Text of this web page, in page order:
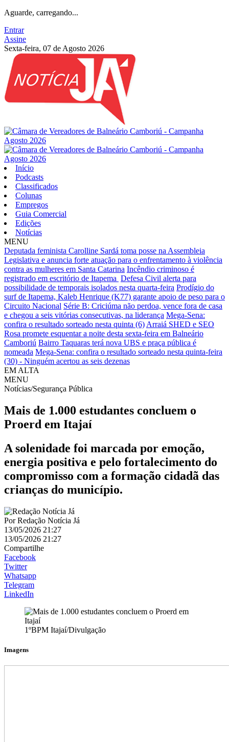
Aguarde, carregando...
Entrar
Assine
Sexta-feira, 07 de Agosto 2026
Início
Podcasts
Classificados
Colunas
Empregos
Guia Comercial
Edições
Notícias
MENU
Deputada feminista Carolline Sardá toma posse na Assembleia
Legislativa e anuncia forte atuação para o enfrentamento à violência
contra as mulheres em Santa Catarina Incêndio criminoso é
registrado em escritório de Itapema Defesa Civil alerta para
possibilidade de temporais isolados nesta quarta-feira Prodígio do
surf de Itapema, Kaleb Henrique (K77) garante apoio de peso para o
Circuito Nacional Série B: Criciúma não perdoa, vence fora de casa
e chegou a seis vitórias consecutivas, na liderança Mega-Sena:
confira o resultado sorteado nesta quinta (6) Arraiá SHED e SEO
Rosa promete esquentar a noite desta sexta-feira em Balneário
Camboriú Bairro Taquaras terá nova UBS e praça pública é
nomeada Mega-Sena: confira o resultado sorteado nesta quinta-feira
(30) - Ninguém acertou as seis dezenas
EM ALTA
MENU
Notícias/Segurança Pública
Mais de 1.000 estudantes concluem o
Proerd em Itajaí
A solenidade foi marcada por emoção,
energia positiva e pelo fortalecimento do
compromisso com a formação cidadã das
crianças do município.
PorRedação Notícia Já
13/05/2026 21:27
13/05/2026 21:27
Compartilhe
Facebook
Twitter
Whatsapp
Telegram
LinkedIn
1ºBPM Itajaí/Divulgação
Imagens